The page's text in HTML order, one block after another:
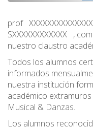
prof
SXXXXXXXXXXXX ,
nuestro claustro
Todos los alumnos
informados
nuestra institución
académico
Musical & Danzas.
Los alumnos